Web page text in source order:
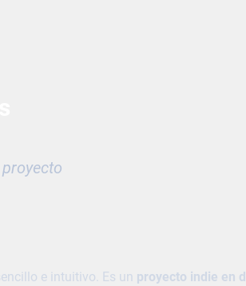
e intuitivo. Es un proyecto indie en